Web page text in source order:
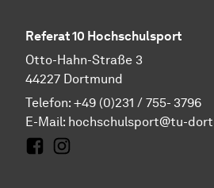
Referat 10 Hochschulsport
Otto-Hahn-Straße 3
44227 Dortmund
Telefon: +49 (0)231 / 755- 3796
E-Mail: hochschulsport@tu-